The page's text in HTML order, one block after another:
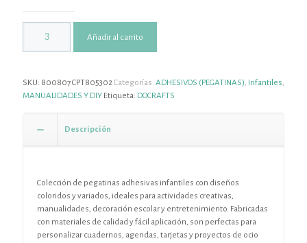
Añadir al carrito
SKU: 800807 CPT805302Categorías: ADHESIVOS (PEGATINAS), Infantiles,
MANUALIDADES Y DIY Etiqueta: DOCRAFTS
Descripción
Colección de pegatinas adhesivas infantiles con diseños
coloridos y variados, ideales para actividades creativas,
manualidades, decoración escolar y entretenimiento. Fabricadas
con materiales de calidad y fácil aplicación, son perfectas para
personalizar cuadernos, agendas, tarjetas y proyectos de ocio